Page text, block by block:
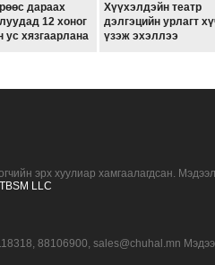
дараах
12 хоног
ус хязгаарлана
Хүүхэлдэйн театр
дэлгэцийн урлагт
үзэж эхэллээ
эрх хуулиар хамгаалагдсан.
TBSM LLC
88106900, sales@chuhal.mn